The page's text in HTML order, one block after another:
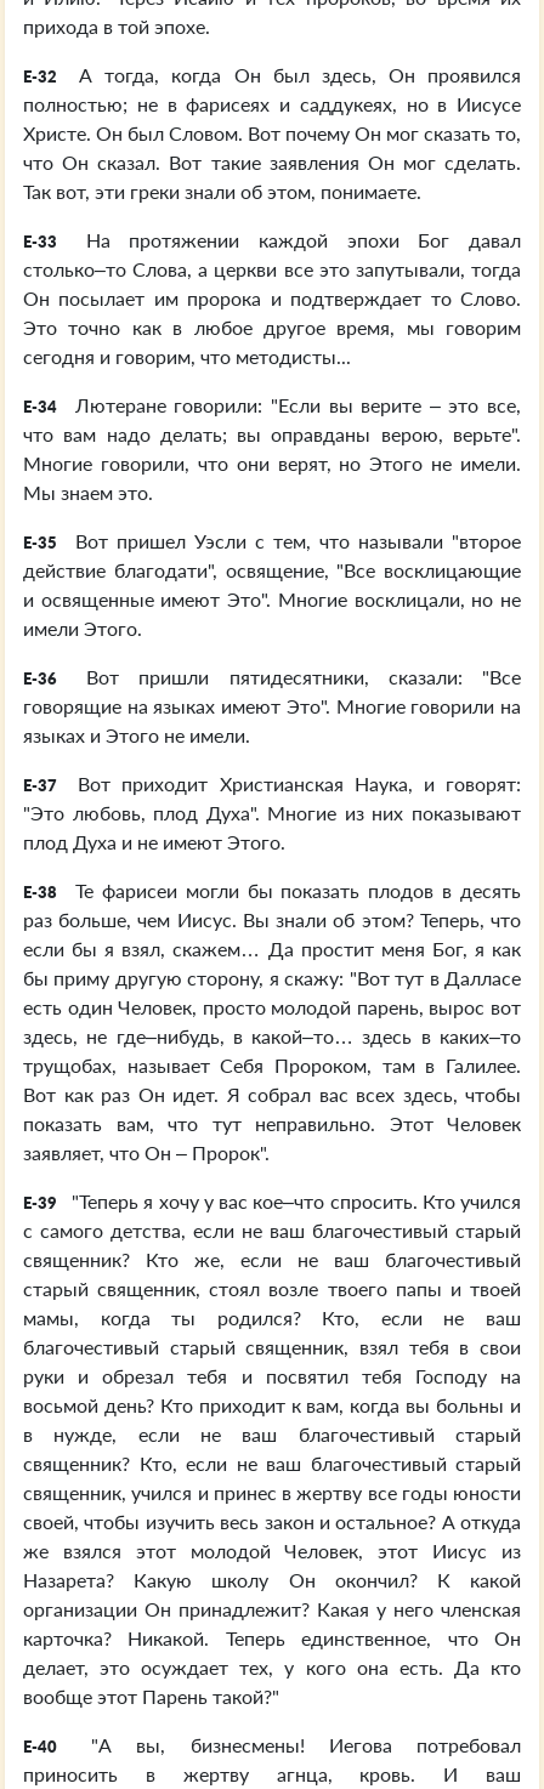
прихода в той эпохе.
E-32
А тогда, когда Он был здесь, Он проявился
полностью; не в фарисеях и саддукеях, но в Иисусе
Христе. Он был Словом. Вот почему Он мог сказать то,
что Он сказал. Вот такие заявления Он мог сделать.
Так вот, эти греки знали об этом, понимаете.
E-33
На протяжении каждой эпохи Бог давал
столько–то Слова, а церкви все это запутывали, тогда
Он посылает им пророка и подтверждает то Слово.
Это точно как в любое другое время, мы говорим
сегодня и говорим, что методисты...
E-34
Лютеране говорили: "Если вы верите – это все,
что вам надо делать; вы оправданы верою, верьте".
Многие говорили, что они верят, но Этого не имели.
Мы знаем это.
E-35
Вот пришел Уэсли с тем, что называли "второе
действие благодати", освящение, "Все восклицающие
и освященные имеют Это". Многие восклицали, но не
имели Этого.
E-36
Вот пришли пятидесятники, сказали: "Все
говорящие на языках имеют Это". Многие говорили на
языках и Этого не имели.
E-37
Вот приходит Христианская Наука, и говорят:
"Это любовь, плод Духа". Многие из них показывают
плод Духа и не имеют Этого.
E-38
Те фарисеи могли бы показать плодов в десять
раз больше, чем Иисус. Вы знали об этом? Теперь, что
если бы я взял, скажем… Да простит меня Бог, я как
бы приму другую сторону, я скажу: "Вот тут в Далласе
есть один Человек, просто молодой парень, вырос вот
здесь, не где–нибудь, в какой–то… здесь в каких–то
трущобах, называет Себя Пророком, там в Галилее.
Вот как раз Он идет. Я собрал вас всех здесь, чтобы
показать вам, что тут неправильно. Этот Человек
заявляет, что Он – Пророк".
E-39
"Теперь я хочу у вас кое–что спросить. Кто учился
с самого детства, если не ваш благочестивый старый
священник? Кто же, если не ваш благочестивый
старый священник, стоял возле твоего папы и твоей
мамы, когда ты родился? Кто, если не ваш
благочестивый старый священник, взял тебя в свои
руки и обрезал тебя и посвятил тебя Господу на
восьмой день? Кто приходит к вам, когда вы больны и
в нужде, если не ваш благочестивый старый
священник? Кто, если не ваш благочестивый старый
священник, учился и принес в жертву все годы юности
своей, чтобы изучить весь закон и остальное? А откуда
же взялся этот молодой Человек, этот Иисус из
Назарета? Какую школу Он окончил? К какой
организации Он принадлежит? Какая у него членская
карточка? Никакой. Теперь единственное, что Он
делает, это осуждает тех, у кого она есть. Да кто
вообще этот Парень такой?"
E-40
"А вы, бизнесмены! Иегова потребовал
приносить в жертву агнца, кровь. И ваш